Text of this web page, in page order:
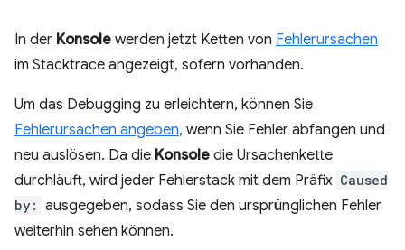
In der Konsole werden jetzt Ketten von Fehlerursachen
im Stacktrace angezeigt, sofern vorhanden.
Um das Debugging zu erleichtern, können Sie
Fehlerursachen angeben, wenn Sie Fehler abfangen und
neu auslösen. Da die Konsole die Ursachenkette
durchläuft, wird jeder Fehlerstack mit dem Präfix Caused
by: ausgegeben, sodass Sie den ursprünglichen Fehler
weiterhin sehen können.